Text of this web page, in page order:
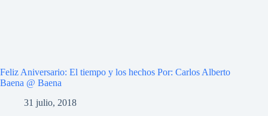
Feliz Aniversario: El tiempo y los hechos Por: Carlos Alberto
Baena @ Baena
31 julio, 2018